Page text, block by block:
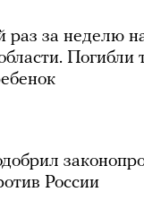
раз за неделю
Погибли
России